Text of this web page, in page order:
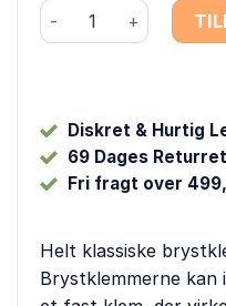
Fetish Fantasy -
Diskret & Hurtig
69 Dages Returret
Fri fragt over
Helt klassiske
Brystklemmerne